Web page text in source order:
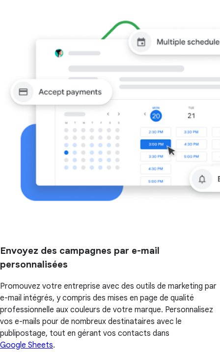
Envoyez des campagnes par e-mail
personnalisées
Promouvez votre entreprise avec des outils de marketing par
e-mail intégrés, y compris des mises en page de qualité
professionnelle aux couleurs de votre marque. Personnalisez
vos e-mails pour de nombreux destinataires avec le
publipostage, tout en gérant vos contacts dans
Google Sheets.